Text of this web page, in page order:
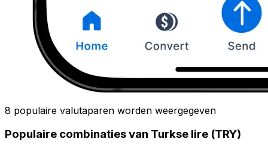
8 populaire valutaparen worden weergegeven
Populaire combinaties van Turkse lire (TRY)